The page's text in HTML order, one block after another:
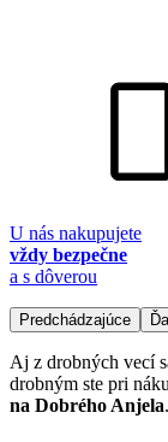
U nás nakupujete
vždy bezpečne
a s dôverou
Predchádzajúce
Aj z drobných vecí
drobným ste pri
na Dobrého Anjela